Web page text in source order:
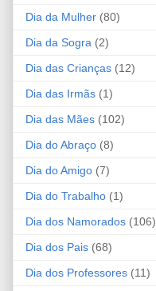
Dia da Mulher (80)
Dia da Sogra (2)
Dia das Crianças (12)
Dia das Irmãs (1)
Dia das Mães (102)
Dia do Abraço (8)
Dia do Amigo (7)
Dia do Trabalho (1)
Dia dos Namorados (106)
Dia dos Pais (68)
Dia dos Professores (11)